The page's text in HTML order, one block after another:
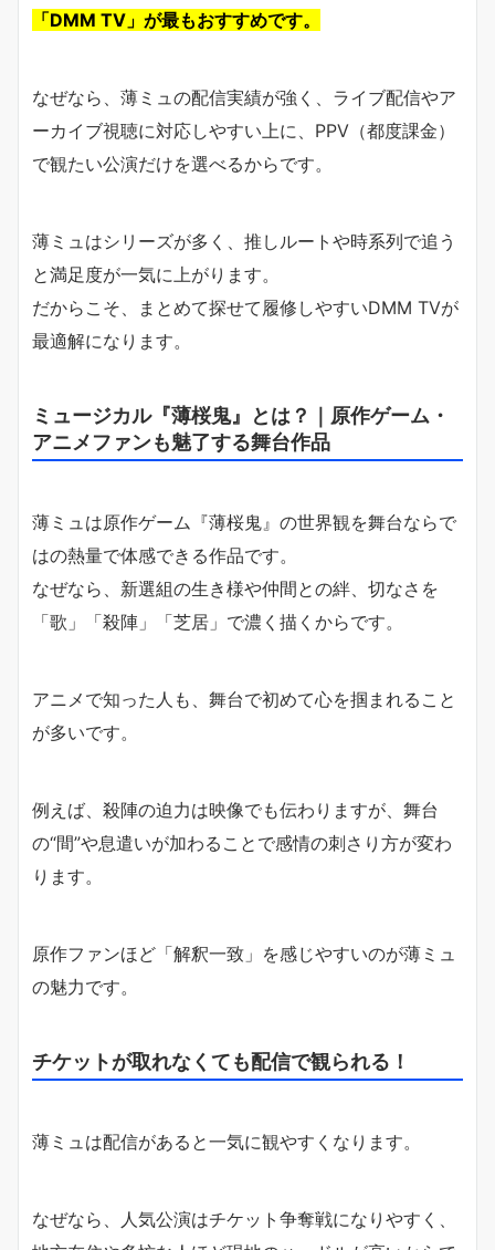
「DMM TV」が最もおすすめです。
なぜなら、薄ミュの配信実績が強く、ライブ配信やア
ーカイブ視聴に対応しやすい上に、PPV（都度課金）
で観たい公演だけを選べるからです。
薄ミュはシリーズが多く、推しルートや時系列で追う
と満足度が一気に上がります。
だからこそ、まとめて探せて履修しやすいDMM TVが
最適解になります。
ミュージカル『薄桜鬼』とは？｜原作ゲーム・
アニメファンも魅了する舞台作品
薄ミュは原作ゲーム『薄桜鬼』の世界観を舞台ならで
はの熱量で体感できる作品です。
なぜなら、新選組の生き様や仲間との絆、切なさを
「歌」「殺陣」「芝居」で濃く描くからです。
アニメで知った人も、舞台で初めて心を掴まれること
が多いです。
例えば、殺陣の迫力は映像でも伝わりますが、舞台
の“間”や息遣いが加わることで感情の刺さり方が変わ
ります。
原作ファンほど「解釈一致」を感じやすいのが薄ミュ
の魅力です。
チケットが取れなくても配信で観られる！
薄ミュは配信があると一気に観やすくなります。
なぜなら、人気公演はチケット争奪戦になりやすく、